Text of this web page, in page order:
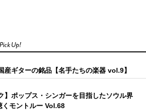
Pick Up!
産ギターの銘品【名手たちの楽器 vol.9】
】ポップス・シンガーを目指したソウル界
モントルー Vol.68